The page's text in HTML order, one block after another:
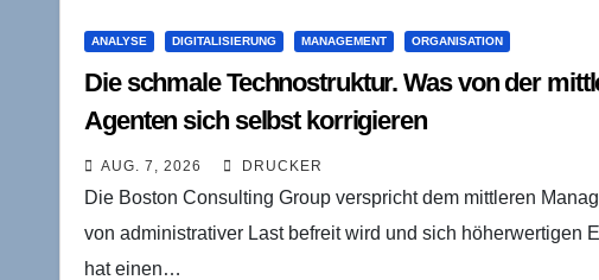
ANALYSE DIGITALISIERUNG MANAGEMENT ORGANISATION
Die schmale Technostruktur. Was von der
Agenten sich selbst korrigieren
AUG. 7, 2026 DRUCKER
Die Boston Consulting Group verspricht dem mittleren
von administrativer Last befreit wird und sich höherwertigen
hat einen…